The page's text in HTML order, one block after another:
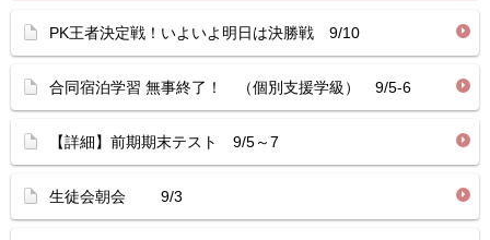
PK王者決定戦！いよいよ明日は決勝戦 9/10
合同宿泊学習 無事終了！ （個別支援学級） 9/5-6
【詳細】前期期末テスト 9/5～7
生徒会朝会 9/3